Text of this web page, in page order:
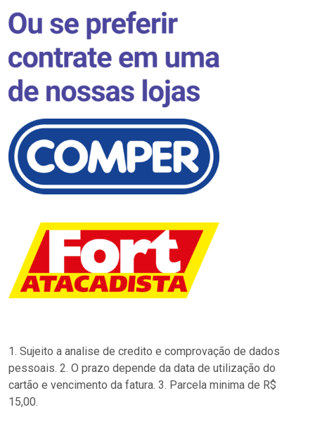
1. Sujeito a analise de credito e comprovação de dados
pessoais. 2. O prazo depende da data de utilização do
cartão e vencimento da fatura. 3. Parcela minima de R$
15,00.